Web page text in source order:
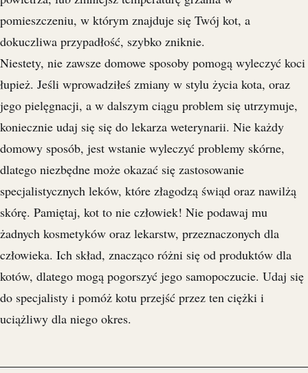
pomieszczeniu, w którym znajduje się Twój kot, a
dokuczliwa przypadłość, szybko zniknie.
Niestety, nie zawsze domowe sposoby pomogą wyleczyć koci
łupież. Jeśli wprowadziłeś zmiany w stylu życia kota, oraz
jego pielęgnacji, a w dalszym ciągu problem się utrzymuje,
koniecznie udaj się się do lekarza weterynarii. Nie każdy
domowy sposób, jest wstanie wyleczyć problemy skórne,
dlatego niezbędne może okazać się zastosowanie
specjalistycznych leków, które złagodzą świąd oraz nawilżą
skórę. Pamiętaj, kot to nie człowiek! Nie podawaj mu
żadnych kosmetyków oraz lekarstw, przeznaczonych dla
człowieka. Ich skład, znacząco różni się od produktów dla
kotów, dlatego mogą pogorszyć jego samopoczucie. Udaj się
do specjalisty i pomóż kotu przejść przez ten ciężki i
uciążliwy dla niego okres.